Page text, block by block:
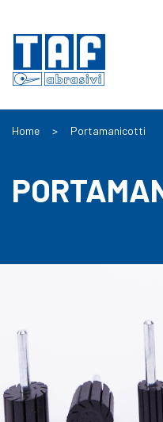
Home > Portamanicotti